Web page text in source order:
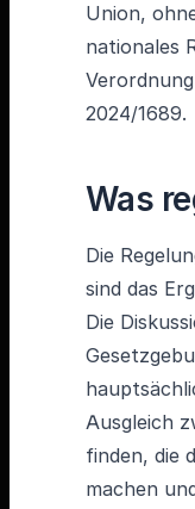
Union,
nationales
2024/1689.
Was
Die
sind das
Die
Ausgleich
finden, die
machen